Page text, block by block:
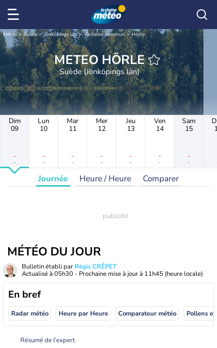
Météo Suède Jönköpings län Värnamo kommun Hörle
METEO HÖRLE
Suède (Jönköpings län)
Dim
09
-
-
Lun
10
-
-
Mar
11
-
-
Mer
12
-
-
Jeu
13
-
-
Ven
14
-
-
Sam
15
-
-
Journée Heure / Heure Comparer
MÉTÉO DU JOUR
Bulletin établi par Régis CRÊPET
Actualisé à 05h30 - Prochaine mise à jour à 11h45 (heure locale)
En bref
Radar météo Heure par Heure Comparateur météo Pollens
Résumé de l’expert